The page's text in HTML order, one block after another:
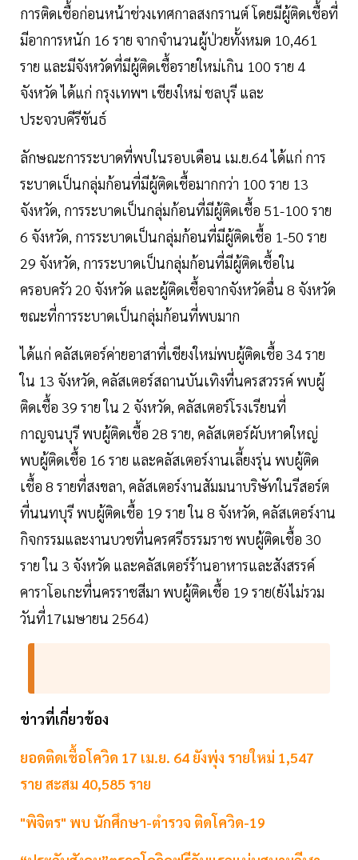
การติดเชื้อก่อนหน้าช่วงเทศกาลสงกรานต์ โดยมีผู้ติดเชื้อที่
มีอาการหนัก 16 ราย จากจำนวนผู้ป่วยทั้งหมด 10,461
ราย และมีจังหวัดที่มีผู้ติดเชื้อรายใหม่เกิน 100 ราย 4
จังหวัด ได้แก่ กรุงเทพฯ เชียงใหม่ ชลบุรี และ
ประจวบคีรีขันธ์
ลักษณะการระบาดที่พบในรอบเดือน เม.ย.64 ได้แก่ การ
ระบาดเป็นกลุ่มก้อนที่มีผู้ติดเชื้อมากกว่า 100 ราย 13
จังหวัด, การระบาดเป็นกลุ่มก้อนที่มีผู้ติดเชื้อ 51-100 ราย
6 จังหวัด, การระบาดเป็นกลุ่มก้อนที่มีผู้ติดเชื้อ 1-50 ราย
29 จังหวัด, การระบาดเป็นกลุ่มก้อนที่มีผู้ติดเชื้อใน
ครอบครัว 20 จังหวัด และผู้ติดเชื้อจากจังหวัดอื่น 8 จังหวัด
ขณะที่การระบาดเป็นกลุ่มก้อนที่พบมาก
ได้แก่ คลัสเตอร์ค่ายอาสาที่เชียงใหม่พบผู้ติดเชื้อ 34 ราย
ใน 13 จังหวัด, คลัสเตอร์สถานบันเทิงที่นครสวรรค์ พบผู้
ติดเชื้อ 39 ราย ใน 2 จังหวัด, คลัสเตอร์โรงเรียนที่
กาญจนบุรี พบผู้ติดเชื้อ 28 ราย, คลัสเตอร์ผับหาดใหญ่
พบผู้ติดเชื้อ 16 ราย และคลัสเตอร์งานเลี้ยงรุ่น พบผู้ติด
เชื้อ 8 รายที่สงขลา, คลัสเตอร์งานสัมมนาบริษัทในรีสอร์ต
ที่นนทบุรี พบผู้ติดเชื้อ 19 ราย ใน 8 จังหวัด, คลัสเตอร์งาน
กิจกรรมและงานบวชที่นครศรีธรรมราช พบผู้ติดเชื้อ 30
ราย ใน 3 จังหวัด และคลัสเตอร์ร้านอาหารและสังสรรค์
คาราโอเกะที่นครราชสีมา พบผู้ติดเชื้อ 19 ราย(ยังไม่รวม
วันที่17เมษายน 2564)
ข่าวที่เกี่ยวข้อง
ยอดติดเชื้อโควิด 17 เม.ย. 64 ยังพุ่ง รายใหม่ 1,547
ราย สะสม 40,585 ราย
"พิจิตร" พบ นักศึกษา-ตำรวจ ติดโควิด-19